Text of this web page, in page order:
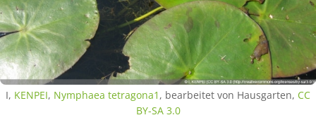
I, KENPEI, Nymphaea tetragona1 , bearbeitet von Hausgarten, CC
BY-SA 3.0